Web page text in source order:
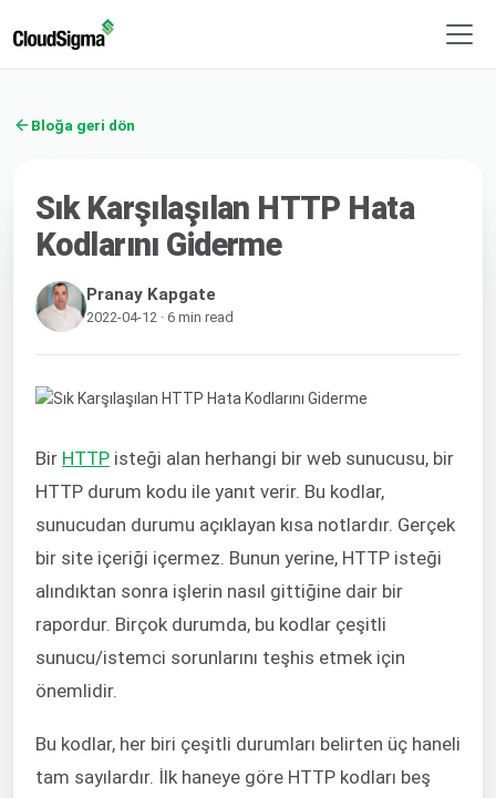
Bloğa geri dön
Sık Karşılaşılan HTTP Hata
Kodlarını Giderme
Pranay Kapgate
2022-04-12 · 6 min read
Bir HTTP isteği alan herhangi bir web sunucusu, bir
HTTP durum kodu ile yanıt verir. Bu kodlar,
sunucudan durumu açıklayan kısa notlardır. Gerçek
bir site içeriği içermez. Bunun yerine, HTTP isteği
alındıktan sonra işlerin nasıl gittiğine dair bir
rapordur. Birçok durumda, bu kodlar çeşitli
sunucu/istemci sorunlarını teşhis etmek için
önemlidir.
Bu kodlar, her biri çeşitli durumları belirten üç haneli
tam sayılardır. İlk haneye göre HTTP kodları beş